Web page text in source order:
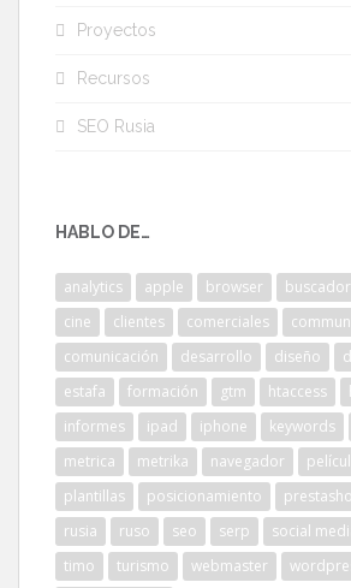
Proyectos
Recursos
SEO Rusia
HABLO DE…
analytics apple browser buscador
cine
clientes comerciales
comunicación
desarrollo diseño
estafa
formación gtm htaccess
informes
ipad iphone keywords
metrica
metrika navegador
plantillas
posicionamiento
rusia
ruso seo serp social
timo
turismo webmaster